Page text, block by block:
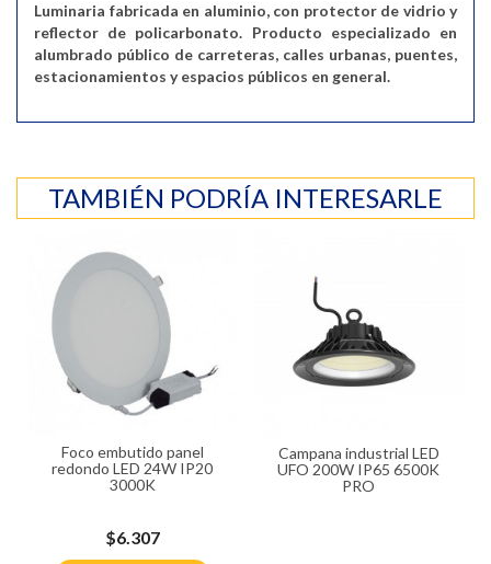
Luminaria fabricada en aluminio, con protector de vidrio y
reflector de policarbonato. Producto especializado en
alumbrado público de carreteras, calles urbanas, puentes,
estacionamientos y espacios públicos en general.
TAMBIÉN PODRÍA INTERESARLE
Foco embutido panel
redondo LED 24W IP20
3000K
Precio
$6.307
Campana industrial LED
UFO 200W IP65 6500K
PRO